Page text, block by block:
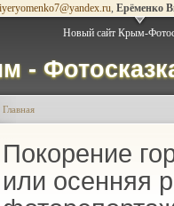
, Ерёменко
-
Новый сайт Крым-
Главная
Покорение
или осенняя